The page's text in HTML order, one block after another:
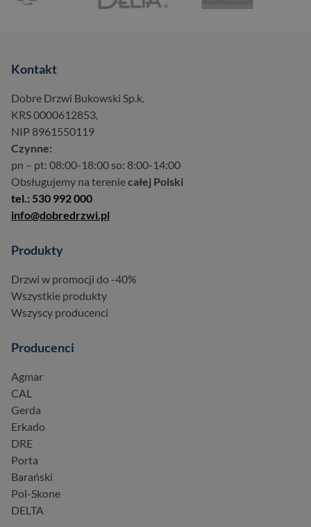
Kontakt
Dobre Drzwi Bukowski Sp.k.
KRS 0000612853,
NIP 8961550119
Czynne:
pn – pt: 08:00-18:00 so: 8:00-14:00
Obsługujemy na tereniecałej Polski
tel.: 530 992 000
info@dobredrzwi.pl
Produkty
Drzwi w promocji do -40%
Wszystkie produkty
Wszyscy producenci
Producenci
Agmar
CAL
Gerda
Erkado
DRE
Porta
Barański
Pol-Skone
DELTA